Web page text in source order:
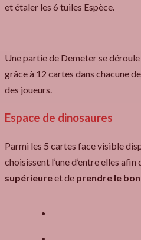
et étaler les 6 tuiles Espèce.
Une partie de Demeter se déroule
grâce à 12 cartes dans chacune
des joueurs.
Espace de dinosaures
Parmi les 5 cartes face visible
choisissent l’une d’entre elles afin
supérieureet de prendre le